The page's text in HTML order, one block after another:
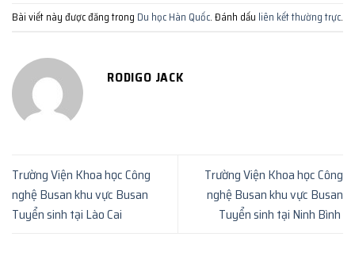
Bài viết này được đăng trong Du học Hàn Quốc. Đánh dấu liên kết thường trực.
RODIGO JACK
Trường Viện Khoa học Công
nghệ Busan khu vực Busan
Tuyển sinh tại Lào Cai
Trường Viện Khoa học Công
nghệ Busan khu vực Busan
Tuyển sinh tại Ninh Bình